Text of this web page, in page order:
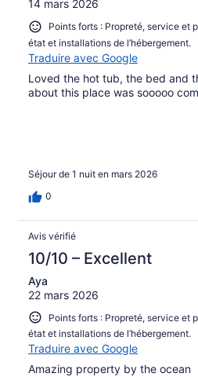
14 mars 2026
Points forts : Propreté, service et
état et installations de l’hébergement.
Traduire avec Google
Loved the hot tub, the bed and
about this place was sooooo
Séjour de 1 nuit en mars 2026
0
Avis vérifié
10/10 – Excellent
Aya
22 mars 2026
Points forts : Propreté, service et
état et installations de l’hébergement.
Traduire avec Google
Amazing property by the ocean